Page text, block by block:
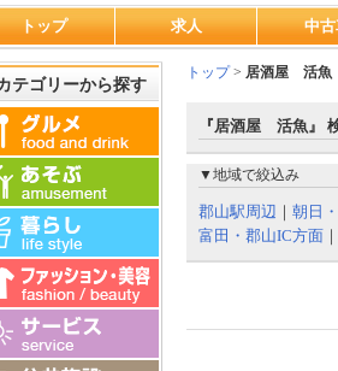
トップ 求人 中
テゴリーから探す
トップ> 居酒屋 活魚
『居酒屋 活魚』
▼地域で絞込み
郡山駅周辺 ｜ 朝日
富田・郡山IC方面 ｜